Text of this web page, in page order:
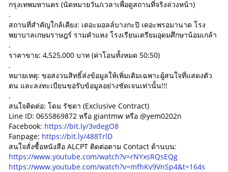
กรุงเทพมหานคร (นัดหมายวัน/เวลาเพื่อดูสถานที่จริงล่วงหน้า)
.
สถานที่สำคัญใกล้เคียง: เดอะมอลล์บางกะปิ เดอะพรอมานาด โรง
พยาบาลเกษมราษฎร์ รามคำแหง โรงเรียนเตรียมอุดมศึกษาน้อมเกล้า
.
ราคาขาย: 4,525,000 บาท (ค่าโอนทั้งหมด 50:50)
.
หมายเหตุ: ขอสงวนสิทธิ์ส่งข้อมูลให้เพิ่มเติมเฉพาะผู้สนใจที่แสดงตัว
ตน และลงทะเบียนขอรับข้อมูลอย่างชัดเจนเท่านั้น!!!
.
สนใจติดต่อ: โดม รัชดา (Exclusive Contract)
Line ID: 0655869872 หรือ giantmw หรือ @yem0202n
Facebook: https://bit.ly/3vdegO8
Fanpage: https://bit.ly/488TrlD
สนใจสั่งซื้อหนังสือ ALCPT ติดต่อตาม Contact ด้านบน:
https://www.youtube.com/watch?v=rNYxsRQsEQg
https://www.youtube.com/watch?v=mfhKv9VnSp4&t=164s